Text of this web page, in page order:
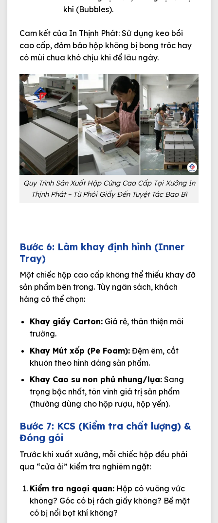
khí (Bubbles).
Cam kết của In Thịnh Phát: Sử dụng keo bồi
cao cấp, đảm bảo hộp không bị bong tróc hay
có mùi chua khó chịu khi để lâu ngày.
Quy Trình Sản Xuất Hộp Cứng Cao Cấp Tại Xưởng In
Thịnh Phát – Từ Phôi Giấy Đến Tuyệt Tác Bao Bì
Bước 6: Làm khay định hình (Inner
Tray)
Một chiếc hộp cao cấp không thể thiếu khay đỡ
sản phẩm bên trong. Tùy ngân sách, khách
hàng có thể chọn:
Khay giấy Carton:Giá rẻ, thân thiện môi
trường.
Khay Mút xốp (Pe Foam):Đệm êm, cắt
khuôn theo hình dáng sản phẩm.
Khay Cao su non phủ nhung/lụa:Sang
trọng bậc nhất, tôn vinh giá trị sản phẩm
(thường dùng cho hộp rượu, hộp yến).
Bước 7: KCS (Kiểm tra chất lượng) &
Đóng gói
Trước khi xuất xưởng, mỗi chiếc hộp đều phải
qua “cửa ải” kiểm tra nghiêm ngặt:
Kiểm tra ngoại quan:Hộp có vuông vức
không? Góc có bị rách giấy không? Bề mặt
có bị nổi bọt khí không?